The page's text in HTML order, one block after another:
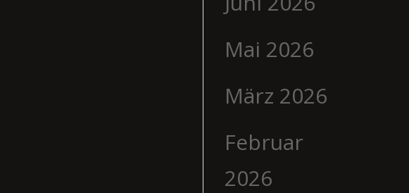
Mai 2026
März 2026
Februar
2026